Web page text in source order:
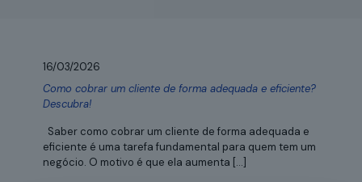
16/03/2026
Como cobrar um cliente de forma adequada e eficiente?
Descubra!
Saber como cobrar um cliente de forma adequada e
eficiente é uma tarefa fundamental para quem tem um
negócio. O motivo é que ela aumenta […]